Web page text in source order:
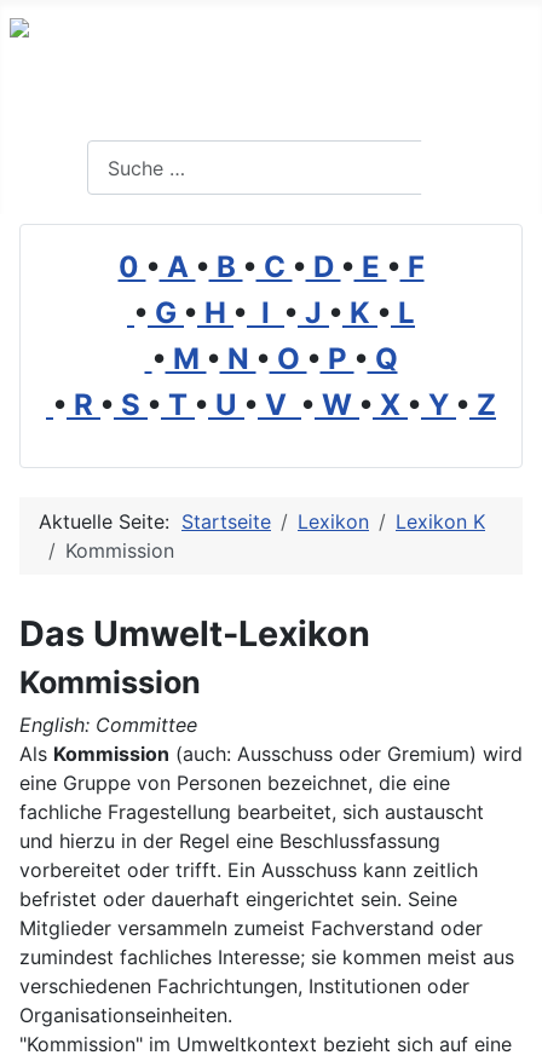
0 • A • B • C • D • E • F
• G • H • I • J • K • L
• M • N • O • P • Q
• R • S • T • U • V • W • X • Y • Z
Aktuelle Seite: Startseite Lexikon
Lexikon K
Kommission
Das Umwelt-Lexikon
Kommission
English: Committee
Als Kommission (auch: Ausschuss oder Gremium) wird
eine Gruppe von Personen bezeichnet, die eine
fachliche Fragestellung bearbeitet, sich austauscht
und hierzu in der Regel eine Beschlussfassung
vorbereitet oder trifft. Ein Ausschuss kann zeitlich
befristet oder dauerhaft eingerichtet sein. Seine
Mitglieder versammeln zumeist Fachverstand oder
zumindest fachliches Interesse; sie kommen meist aus
verschiedenen Fachrichtungen, Institutionen oder
Organisationseinheiten.
"Kommission" im Umweltkontext bezieht sich auf eine